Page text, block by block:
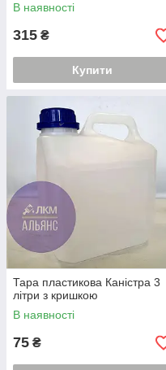
В наявності
315 ₴
Купити
Тара пластикова Каністра 3
літри з кришкою
В наявності
75 ₴